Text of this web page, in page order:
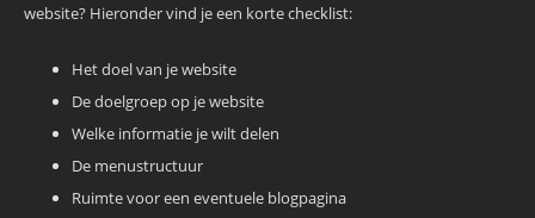
website? Hieronder vind je een korte checklist:
Het doel van je website
De doelgroep op je website
Welke informatie je wilt delen
De menustructuur
Ruimte voor een eventuele blogpagina